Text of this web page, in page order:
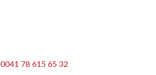
0041 78 615 65 32